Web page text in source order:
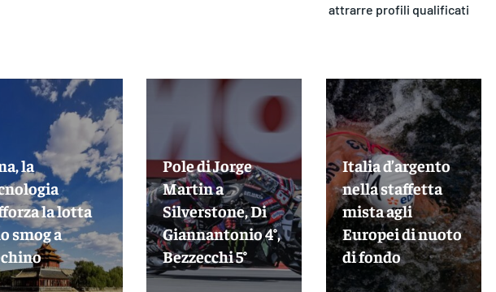
attrarre profili qualificati
la
la lotta
smog a
Pole di Jorge
Martin a
Silverstone, Di
Giannantonio 4°,
Bezzecchi 5°
Italia d’argento
nella staffetta
mista agli
Europei di nuoto
di fondo